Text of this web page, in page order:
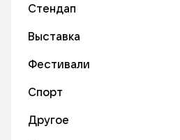
Стендап
Выставка
Фестивали
Спорт
Другое